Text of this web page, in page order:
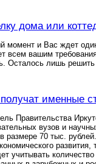
дома или
момент и Вас ждет
всем вашим
Осталось лишь
именные
Правительства
вузов и
размере 70 тыс.
учитывать